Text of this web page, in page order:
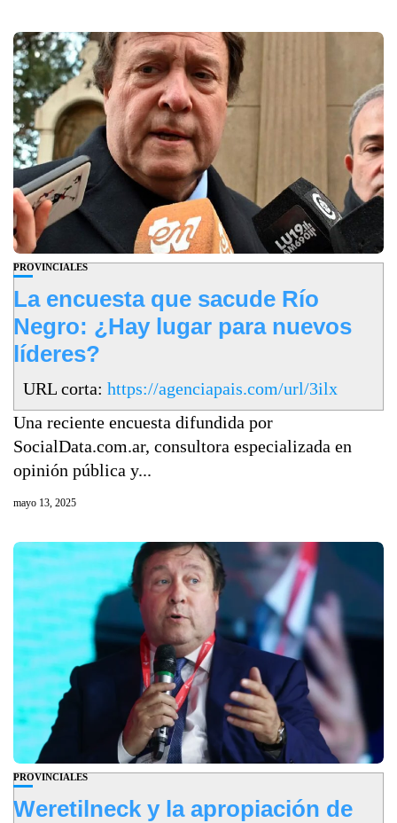
PROVINCIALES
La encuesta que sacude Río
Negro: ¿Hay lugar para nuevos
líderes?
URL corta: https://agenciapais.com/url/3ilx
Una reciente encuesta difundida por
SocialData.com.ar, consultora especializada en
opinión pública y...
mayo 13, 2025
PROVINCIALES
Weretilneck y la apropiación de